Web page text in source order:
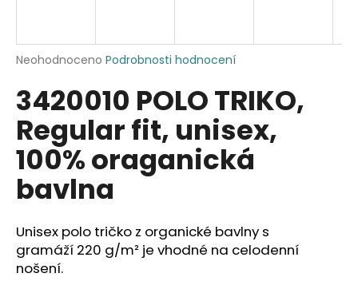
Průměrné
produktu
je
0,0
5
hvězdiček.
Neohodnoceno Podrobnosti hodnocení
3420010 POLO TRIKO,
Regular fit, unisex,
100% oraganická
bavlna
Unisex polo tričko z organické bavlny s
gramáží 220 g/m² je vhodné na celodenní
nošení.
j
í
?
D
o